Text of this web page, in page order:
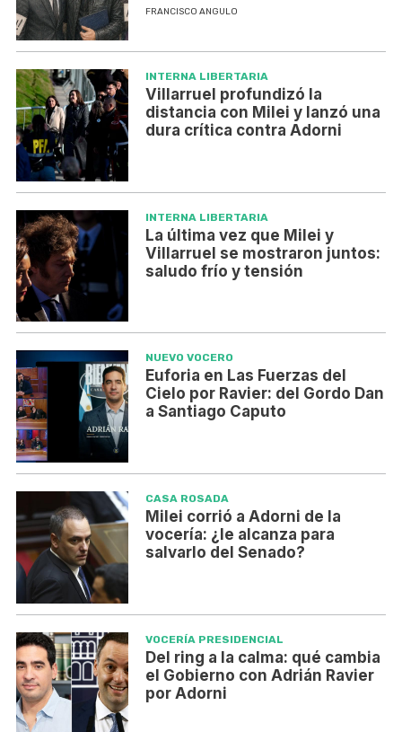
FRANCISCO ANGULO
INTERNA LIBERTARIA
Villarruel profundizó la
distancia con Milei y lanzó una
dura crítica contra Adorni
INTERNA LIBERTARIA
La última vez que Milei y
Villarruel se mostraron juntos:
saludo frío y tensión
NUEVO VOCERO
Euforia en Las Fuerzas del
Cielo por Ravier: del Gordo Dan
a Santiago Caputo
CASA ROSADA
Milei corrió a Adorni de la
vocería: ¿le alcanza para
salvarlo del Senado?
VOCERÍA PRESIDENCIAL
Del ring a la calma: qué cambia
el Gobierno con Adrián Ravier
por Adorni